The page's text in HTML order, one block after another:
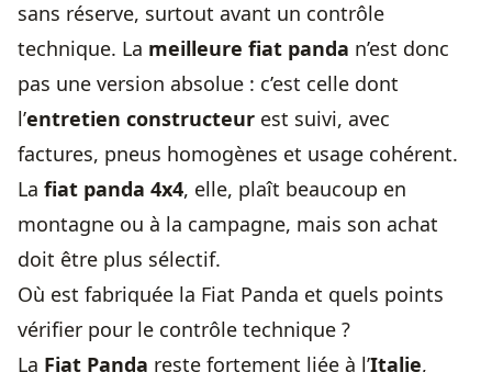
sans réserve, surtout avant un contrôle
technique. La meilleure fiat panda n’est donc
pas une version absolue : c’est celle dont
l’entretien constructeur est suivi, avec
factures, pneus homogènes et usage cohérent.
La fiat panda 4x4, elle, plaît beaucoup en
montagne ou à la campagne, mais son achat
doit être plus sélectif.
Où est fabriquée la Fiat Panda et quels points
vérifier pour le contrôle technique ?
La Fiat Panda reste fortement liée à l’Italie,